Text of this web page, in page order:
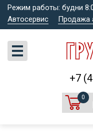
Режим работы: будни
Автосервис
Продажа
+7
0